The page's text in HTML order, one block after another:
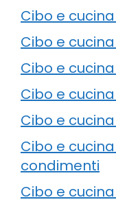
Cibo e
Cibo e
Cibo e
Cibo e
Cibo e
Cibo e
condimenti
Cibo e